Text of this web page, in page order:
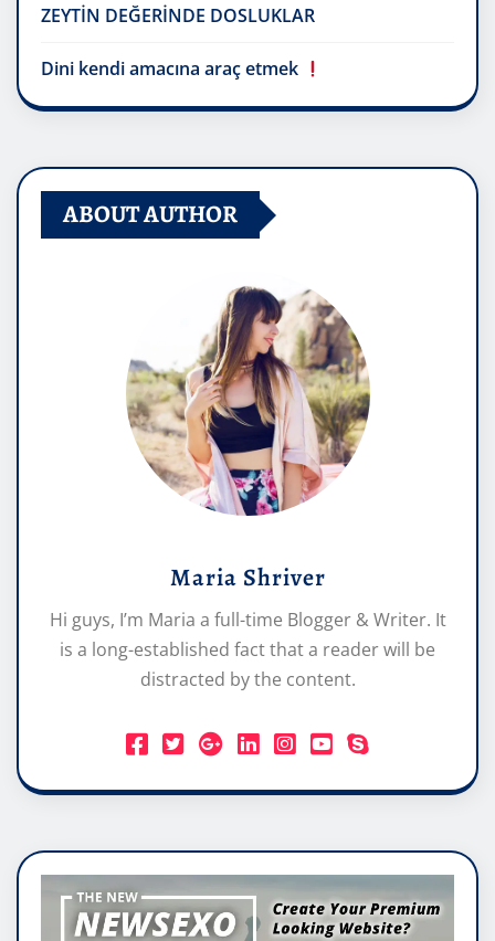
ZEYTİN DEĞERİNDE DOSLUKLAR
Dini kendi amacına araç etmek
ABOUT AUTHOR
Maria Shriver
Hi guys, I’m Maria a full-time Blogger & Writer. It
is a long-established fact that a reader will be
distracted by the content.